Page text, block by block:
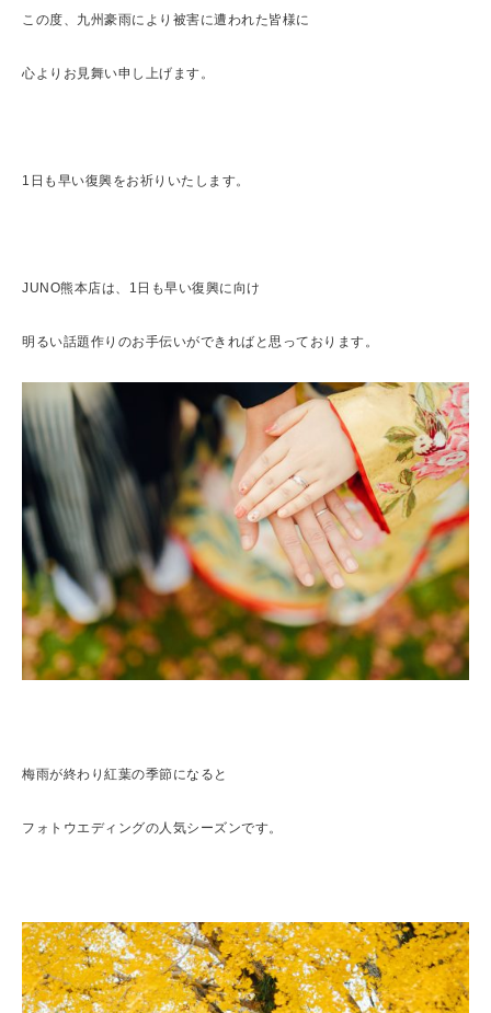
この度、九州豪雨により被害に遭われた皆様に
心よりお見舞い申し上げます。
1日も早い復興をお祈りいたします。
JUNO熊本店は、1日も早い復興に向け
明るい話題作りのお手伝いができればと思っております。
梅雨が終わり紅葉の季節になると
フォトウエディングの人気シーズンです。